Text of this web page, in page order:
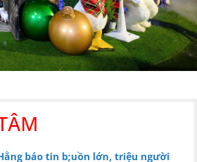
báo tin b;uồn lớn, triệu người